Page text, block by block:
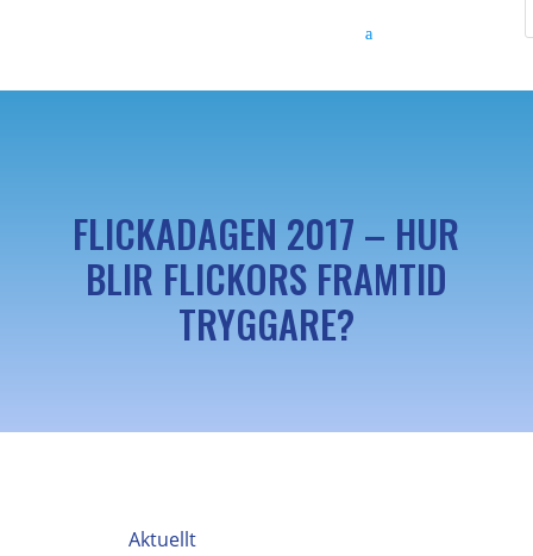
FLICKADAGEN 2017 – HUR
BLIR FLICKORS FRAMTID
TRYGGARE?
Aktuellt